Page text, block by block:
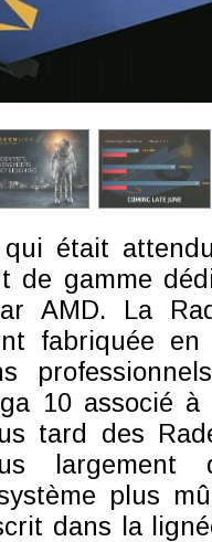
était
de gamme
AMD. La
fabriquée
10 associé
tard des
largement
plus
dans la